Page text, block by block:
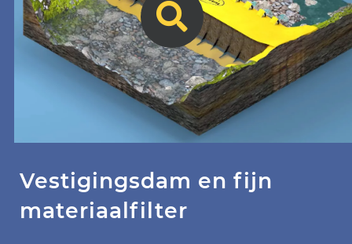
Vestigingsdam en fijn
materiaalfilter